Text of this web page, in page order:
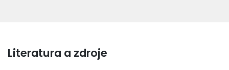
Literatura a zdroje